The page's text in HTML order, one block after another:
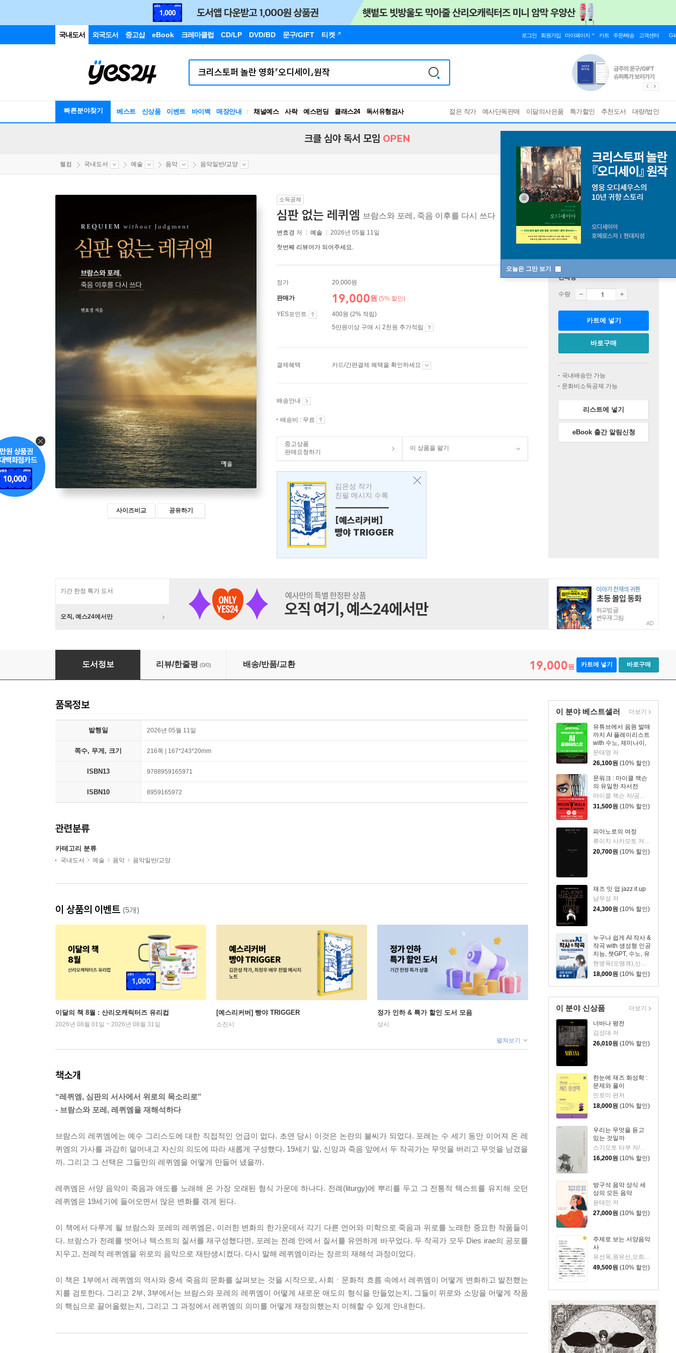
국내도서 외국도서 중고샵 eBook 크레마클럽 CD/LP DVD/BD 문구/GIFT 티켓 로그인 회원가입 마이페이지 카트 주문/배송 고객센터
빠른분야찾기 베스트 신상품 이벤트 바이백 매장안내 채널예스 사락 예스펀딩 클래스24
독서유형검사
RBTI Lab
젊은 작가 예사단독판매 이달의사은품 특가할인 추천도서 대량/법인
오늘은 그만 보기
크클 심야 독서 모임 OPEN
웰컴 국내도서 예술 음악 음악일반/교양
사이즈비교 공유하기
소득공제
심판 없는 레퀴엠 브람스와 포레, 죽음 이후를 다시 쓰다
변효경 저 예솔 2026년 05월 11일
첫번째 리뷰어가 되어주세요.
정가 20,000원
판매가 19,000원 (5% 할인)
YES포인트
400원 (2% 적립)
5만원이상 구매 시 2천원 추가적립
결제혜택 카드/간편결제 혜택을 확인하세요
배송안내
배송비 : 무료
중고상품
판매요청하기
이 상품을 팔기
김은성 작가
친필 메시지 수록
---------------
[예스리커버]
빵야 TRIGGER
판매중
수량
카트에 넣기
바로구매
국내배송만 가능
문화비소득공제 가능
리스트에 넣기
eBook 출간 알림신청
기간 한정 특가 도서
오직, 예스24에서만
AD
심판 없는 레퀴엠
도서정보 리뷰/한줄평 (0/0) 배송/반품/교환 19,000원 카트에 넣기 바로구매
이 분야 베스트셀러
유튜브에서 음원 발매
까지 AI 플레이리스트
with 수노, 제미나이,
리퍼, 캔바, 캡컷, 스포
티파이
문태영 저
26,100원 (10% 할인)
문워크 : 마이클 잭슨
의 유일한 자서전
마이클 잭슨 저/공경희 역
31,500원 (10% 할인)
피아노로의 여정
류이치 사카모토 저/황국영 역
20,700원 (10% 할인)
재즈 잇 업 jazz it up
남무성 저
24,300원 (10% 할인)
누구나 쉽게 AI 작사 &
작곡 with 생성형 인공
지능, 챗GPT, 수노, 유
디오
현병욱(오땡큐),신수진 공저
18,000원 (10% 할인)
더보기
이 분야 신상품
너바나 평전
김성대 저
26,010원 (10% 할인)
한눈에 재즈 화성학 :
문제와 풀이
민로미 편저
18,000원 (10% 할인)
우리는 무엇을 듣고
있는 것일까
스기모토 타쿠 저/오롤로 역
16,200원 (10% 할인)
방구석 음악 상식 세
상의 모든 음악
윤태민 저
27,000원 (10% 할인)
주제로 보는 서양음악
사
유선옥,원유선,오희숙 저
49,500원 (10% 할인)
더보기
품목정보
발행일 2026년 05월 11일
쪽수, 무게, 크기 216쪽 | 167*243*20mm
ISBN13 9788959165971
ISBN10 8959165972
관련분류
카테고리 분류
국내도서 예술 음악 음악일반/교양
이 상품의 이벤트 (5개)
이달의 책 8월 : 산리오캐릭터즈 유리컵
2026년 08월 01일 ~ 2026년 08월 31일
[예스리커버] 빵야 TRIGGER
소진시
정가 인하 & 특가 할인 도서 모음
상시
펼쳐보기
책소개
“레퀴엠, 심판의 서사에서 위로의 목소리로”
- 브람스와 포레, 레퀴엠을 재해석하다
브람스의 레퀴엠에는 예수 그리스도에 대한 직접적인 언급이 없다. 초연 당시 이것은 논란의 불씨가 되었다. 포레는 수 세기 동안 이어져 온 레
퀴엠의 가사를 과감히 덜어내고 자신의 의도에 따라 새롭게 구성했다. 19세기 말, 신앙과 죽음 앞에서 두 작곡가는 무엇을 버리고 무엇을 남겼을
까. 그리고 그 선택은 그들만의 레퀴엠을 어떻게 만들어 냈을까.
레퀴엠은 서양 음악이 죽음과 애도를 노래해 온 가장 오래된 형식 가운데 하나다. 전례(liturgy)에 뿌리를 두고 그 전통적 텍스트를 유지해 오던
레퀴엠은 19세기에 들어오면서 많은 변화를 겪게 된다.
이 책에서 다루게 될 브람스와 포레의 레퀴엠은, 이러한 변화의 한가운데서 각기 다른 언어와 미학으로 죽음과 위로를 노래한 중요한 작품들이
다. 브람스가 전례를 벗어나 텍스트의 질서를 재구성했다면, 포레는 전례 안에서 질서를 유연하게 바꾸었다. 두 작곡가 모두 Dies irae의 공포를
지우고, 전례적 레퀴엠을 위로의 음악으로 재탄생시켰다. 다시 말해 레퀴엠이라는 장르의 재해석 과정이었다.
이 책은 1부에서 레퀴엠의 역사와 중세 죽음의 문화를 살펴보는 것을 시작으로, 사회ㆍ문화적 흐름 속에서 레퀴엠이 어떻게 변화하고 발전했는
지를 검토한다. 그리고 2부, 3부에서는 브람스와 포레의 레퀴엠이 어떻게 새로운 애도의 형식을 만들었는지, 그들이 위로와 소망을 어떻게 작품
의 핵심으로 끌어올렸는지, 그리고 그 과정에서 레퀴엠의 의미를 어떻게 재정의했는지 이해할 수 있게 안내한다.